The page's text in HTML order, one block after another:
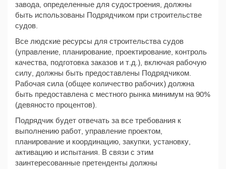
завода, определенные для судостроения, должны
быть использованы Подрядчиком при строительстве
судов.
Все людские ресурсы для строительства судов
(управление, планирование, проектирование, контроль
качества, подготовка заказов и т.д.), включая рабочую
силу, должны быть предоставлены Подрядчиком.
Рабочая сила (общее количество рабочих) должна
быть предоставлена с местного рынка минимум на 90%
(девяносто процентов).
Подрядчик будет отвечать за все требования к
выполнению работ, управление проектом,
планирование и координацию, закупки, установку,
активацию и испытания. В связи с этим
заинтересованные претенденты должны